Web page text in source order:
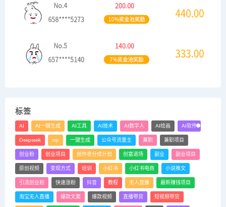
标签
AI AI一键生成 AI工具 AI技术 AI数字人 AI绘画 AI软件
Deepseek mp 一键生成 公众号流量主 兼职 兼职项目
创业粉 创业项目 创作者分成计划 创富道场 副业 副业项目
原创视频 变现方式 培训 小红书 小红书电商 小说推文
引流创业粉 快速涨粉 抖音 教程 无人直播 最新赚钱项目
淘宝无人直播 爆款文案 爆款视频 直播带货 短视频带货